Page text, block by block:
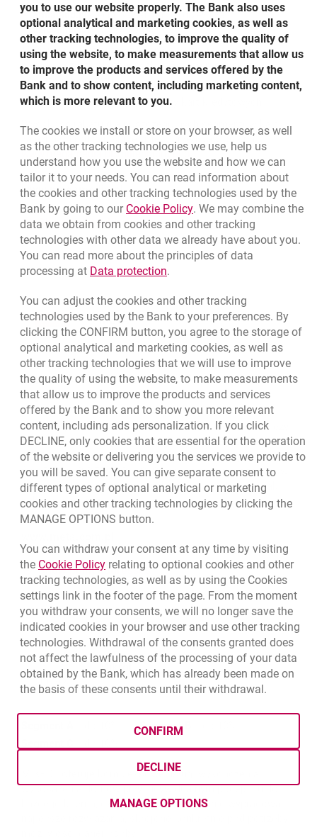
armaland.pl- technika sanitarna i grzewcza
dzieciniec.pl- wszystko dla dzieci
Megamedia jest autoryzowanym partnerem handlowym
niemal wszystkich obecnych w Polsce producentów i
importerów sprzętu.
Oferta skierowana do posiadaczy kart kredytowych.
Wysokość rabatu dla poszczególnych segmentów karty
zależna od rodzaju sprzętu, jest przedstawiona na:
www.megamedia.pl/millennium.php
Opens in a new card
www.megamedia.pl
Show point addressesfor:Megamedia.pl
META
Segment A 5% Segment B 8%
Segment C
10%
Sieć sklepów z najnowszymi kolekcjami obuwia, odzieży
sportowej i akcesoriów znanych firm: NIKE, ADIDAS,
REEBOK, FILA, COLUMBIA. Wybór uzupełniają produkty
firm PUMA, RIDER, WOJAS. Szeroki asortyment towarów
obejmuje: buty sportowe, kurtki, dresy, spodnie, plecaki,
piłki i wiele innych.
Show point addressesfor:META
Mikrol
Segment B
MIKROL oferuje kompleksowe usługi wykończenia i
wyposażenia domów przy indywidualnym podejściu do
każdego klienta, dzięki czemu jest w stanie wypracować
you to use our website properly. The Bank also uses
optional analytical and marketing cookies, as well as
other tracking technologies, to improve the quality of
using the website, to make measurements that allow us
to improve the products and services offered by the
Bank and to show content, including marketing content,
which is more relevant to you.
The cookies we install or store on your browser, as well
as the other tracking technologies we use, help us
understand how you use the website and how we can
tailor it to your needs. You can read information about
the cookies and other tracking technologies used by the
Bank by going to our Cookie PolicyLink opens in a new
. We may combine the
data we obtain from cookies and other tracking
technologies with other data we already have about you.
You can read more about the principles of data
processing at Data protectionLink opens in a new browser
.
You can adjust the cookies and other tracking
technologies used by the Bank to your preferences. By
clicking the CONFIRM button, you agree to the storage of
optional analytical and marketing cookies, as well as
other tracking technologies that we will use to improve
the quality of using the website, to make measurements
that allow us to improve the products and services
offered by the Bank and to show you more relevant
content, including ads personalization. If you click
DECLINE, only cookies that are essential for the operation
of the website or delivering you the services we provide to
you will be saved. You can give separate consent to
different types of optional analytical or marketing
cookies and other tracking technologies by clicking the
MANAGE OPTIONS button.
You can withdraw your consent at any time by visiting
the Cookie PolicyLink opens in a new browser tab.
relating to optional cookies and other
tracking technologies, as well as by using the Cookies
settings link in the footer of the page. From the moment
you withdraw your consents, we will no longer save the
indicated cookies in your browser and use other tracking
technologies. Withdrawal of the consents granted does
not affect the lawfulness of the processing of your data
obtained by the Bank, which has already been made on
the basis of these consents until their withdrawal.
MANAGE OPTIONS
DECLINE
CONFIRM